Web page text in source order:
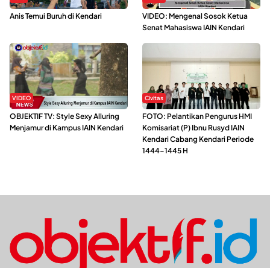
Anis Temui Buruh di Kendari
VIDEO: Mengenal Sosok Ketua
Senat Mahasiswa IAIN Kendari
VIDEO
OBJEKTIF TV: Style Sexy Alluring
Menjamur di Kampus IAIN Kendari
Civitas
FOTO: Pelantikan Pengurus HMI
Komisariat (P) Ibnu Rusyd IAIN
Kendari Cabang Kendari Periode
1444-1445 H